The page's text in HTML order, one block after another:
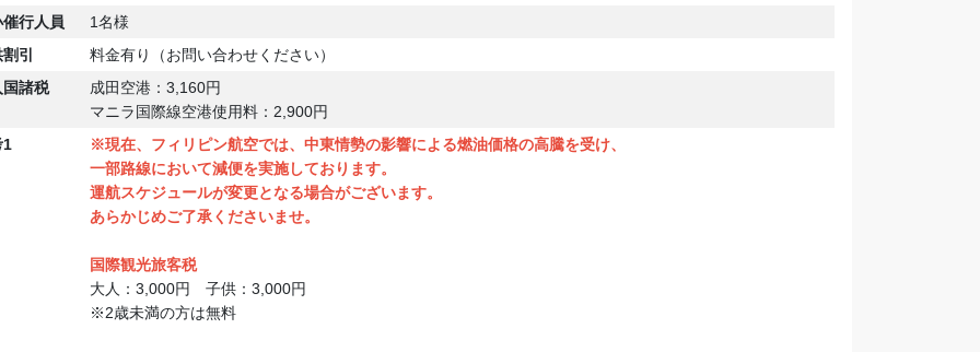
催行人員
1名様
引
料金有り（お問い合わせください）
諸税
成田空港：3,160円
マニラ国際線空港使用料：2,900円
1
※現在、フィリピン航空では、中東情勢の影響による燃油価格の高騰を受け、
一部路線において減便を実施しております。
運航スケジュールが変更となる場合がございます。
あらかじめご了承くださいませ。
国際観光旅客税
大人：3,000円 子供：3,000円
※2歳未満の方は無料